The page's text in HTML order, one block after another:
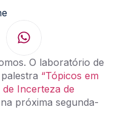
O laboratório de
“Tópicos em
Incerteza de
próxima segunda-